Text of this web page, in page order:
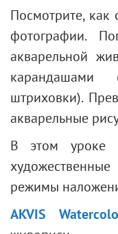
Тени и Блики
Резкость
Стилизация
Заливка
Два ключа
Встроенные
Внешние
Расширенные
Звезда
Линия
Заливка фигур
Обводка фигур
Рука
Лупа
Предустановки
Частичное
Гравировка на
Эффект
Осветление
Коррекция
Изменение
Улучшение
Создание
Портрет из
Посмотрите, как
фотографии.
акварельной
карандашами
штриховки).
акварельные
В этом
режимы
AKVIS